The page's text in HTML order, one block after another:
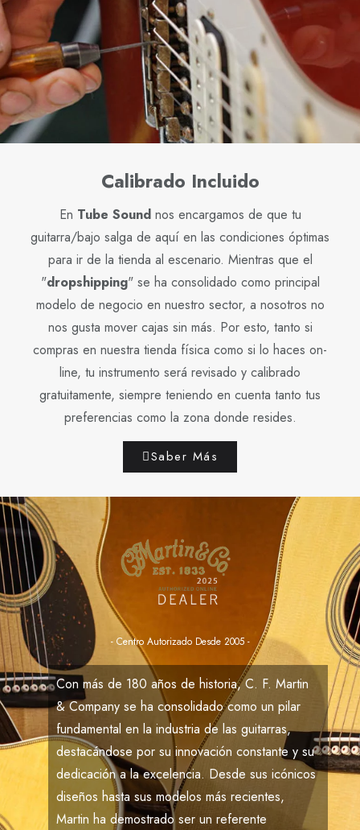
Calibrado Incluido
En Tube Soundnos encargamos de que tu
guitarra/bajo salga de aquí en las condiciones óptimas
para ir de la tienda al escenario. Mientras que el
"dropshipping" se ha consolidado como principal
modelo de negocio en nuestro sector, a nosotros no
nos gusta mover cajas sin más. Por esto, tanto si
compras en nuestra tienda física como si lo haces on-
line, tu instrumento será revisado y calibrado
gratuitamente, siempre teniendo en cuenta tanto tus
preferencias como la zona donde resides.
Saber Más
- Centro Autorizado Desde 2005 -
Con más de 180 años de historia,C. F. Martin
& Company se ha consolidado como un pilar
fundamental en la industria de las guitarras,
destacándose por su innovación constante y su
dedicación a la excelencia. Desde sus icónicos
diseños hasta sus modelos más recientes,
Martin ha demostrado ser un referente